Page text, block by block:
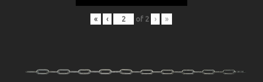
« ‹ of 2 › »